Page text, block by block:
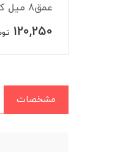
عمق8 میل کد 64
120,250
مشخصات